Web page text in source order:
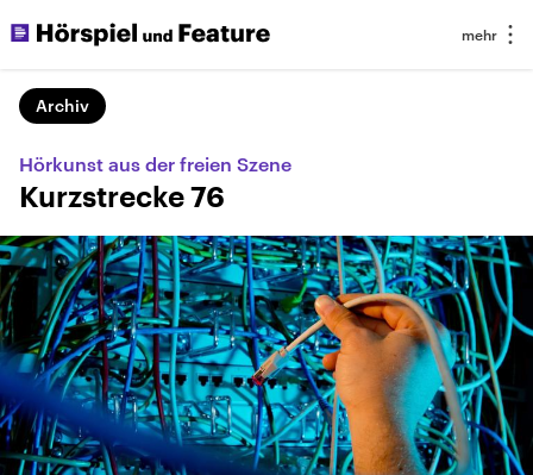
Archiv
Hörkunst aus der freien Szene
Kurzstrecke 76